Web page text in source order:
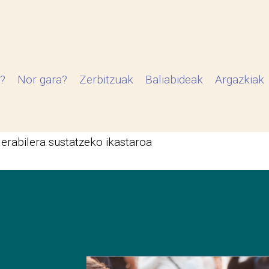
Nor gara? Zerbitzuak Baliabideak Argazkiak
sustatzeko ikastaroa